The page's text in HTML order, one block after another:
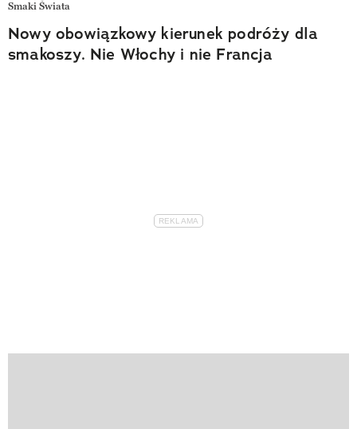
Smaki Świata
Nowy obowiązkowy kierunek podróży dla
smakoszy. Nie Włochy i nie Francja